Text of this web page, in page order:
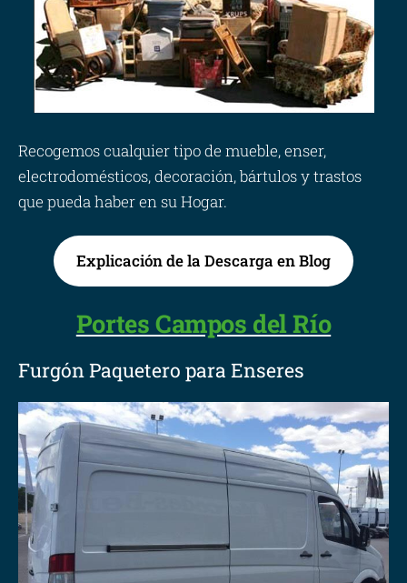
Recogemos cualquier tipo de mueble, enser,
electrodomésticos, decoración, bártulos y trastos
que pueda haber en su Hogar.
Explicación de la Descarga en Blog
Portes Campos del Río
Furgón Paquetero para Enseres